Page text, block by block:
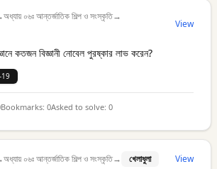
অধ্যায় ০৬ঃ আন্তর্জাতিক শিল্প ও সংস্কৃতি→
View
কতজন বিজ্ঞানী নোবেল পুরষ্কার লাভ করেন?
19
Bookmarks: 0Asked to solve: 0
অধ্যায় ০৬ঃ আন্তর্জাতিক শিল্প ও সংস্কৃতি→ খেলাধুলা View